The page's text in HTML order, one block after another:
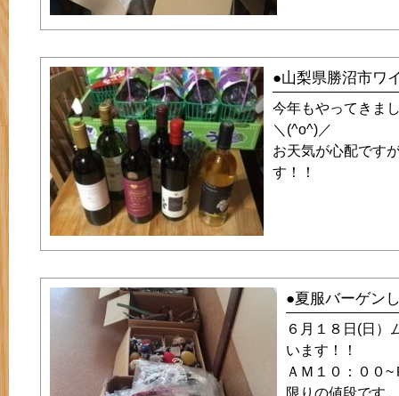
●山梨県勝沼市ワ
今年もやってきま
＼(^o^)／
お天気が心配です
す！！
●夏服バーゲン
６月１８日(日）
います！！
ＡＭ１０：０
限りの値段です